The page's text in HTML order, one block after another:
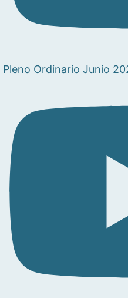
Pleno Ordinario Junio